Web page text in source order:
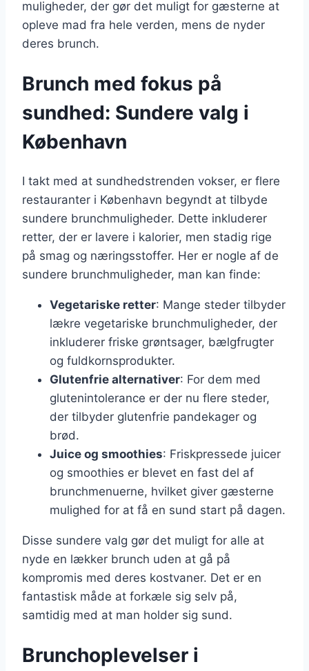
muligheder, der gør det muligt for gæsterne at
opleve mad fra hele verden, mens de nyder
deres brunch.
Brunch med fokus på
sundhed: Sundere valg i
København
I takt med at sundhedstrenden vokser, er flere
restauranter i København begyndt at tilbyde
sundere brunchmuligheder. Dette inkluderer
retter, der er lavere i kalorier, men stadig rige
på smag og næringsstoffer. Her er nogle af de
sundere brunchmuligheder, man kan finde:
Vegetariske retter: Mange steder tilbyder
lækre vegetariske brunchmuligheder, der
inkluderer friske grøntsager, bælgfrugter
og fuldkornsprodukter.
Glutenfrie alternativer: For dem med
glutenintolerance er der nu flere steder,
der tilbyder glutenfrie pandekager og
brød.
Juice og smoothies: Friskpressede juicer
og smoothies er blevet en fast del af
brunchmenuerne, hvilket giver gæsterne
mulighed for at få en sund start på dagen.
Disse sundere valg gør det muligt for alle at
nyde en lækker brunch uden at gå på
kompromis med deres kostvaner. Det er en
fantastisk måde at forkæle sig selv på,
samtidig med at man holder sig sund.
Brunchoplevelser i